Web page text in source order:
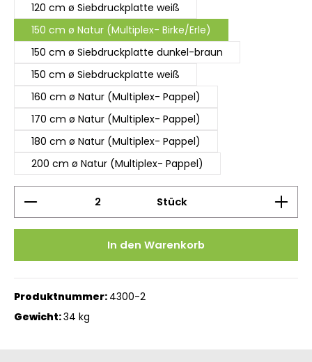
120 cm ø Siebdruckplatte weiß
150 cm ø Natur (Multiplex- Birke/Erle)
150 cm ø Siebdruckplatte dunkel-braun
150 cm ø Siebdruckplatte weiß
160 cm ø Natur (Multiplex- Pappel)
170 cm ø Natur (Multiplex- Pappel)
180 cm ø Natur (Multiplex- Pappel)
200 cm ø Natur (Multiplex- Pappel)
Produkt Anzahl: Gib den gewünschten Wert
Stück
In den Warenkorb
Produktnummer: 4300-2
Gewicht:34 kg